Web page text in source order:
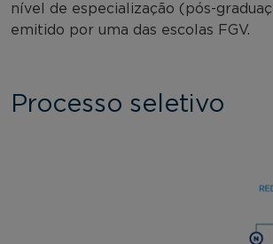
nível de especialização (pós-
emitido por uma das escolas FGV.
Processo seletivo